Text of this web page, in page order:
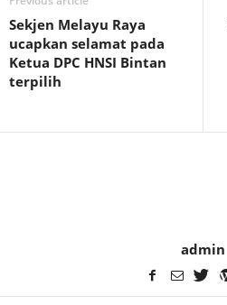
Sekjen Melayu Raya
ucapkan selamat pada
Ketua DPC HNSI Bintan
terpilih
admin